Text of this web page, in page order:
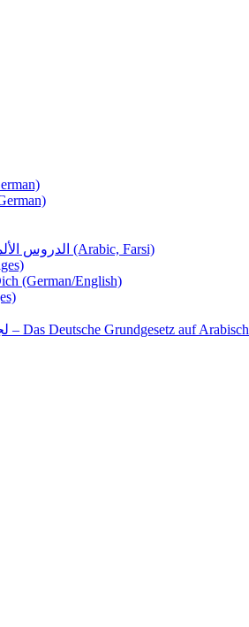
Deutschunterricht Learning German الدروس الألمانية (Arabic, Farsi)
(German/English)
لجمهورية ألمانيا االتحادية القانون األساسي – Das Deutsche Grundgesetz auf Arabisch